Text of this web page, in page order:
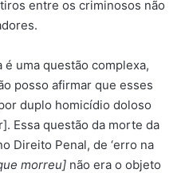
entre os criminosos não
é uma questão complexa,
posso afirmar que esses
duplo homicídio doloso
Essa questão da morte da
Direito Penal, de ‘erro na
morreu] não era o objeto